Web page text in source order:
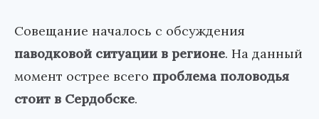
Совещание началось с обсуждения
паводковой ситуации в регионе. На данный
момент острее всего проблема половодья
стоит в Сердобске.